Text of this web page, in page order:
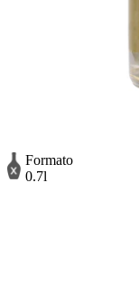
Formato
0.7l